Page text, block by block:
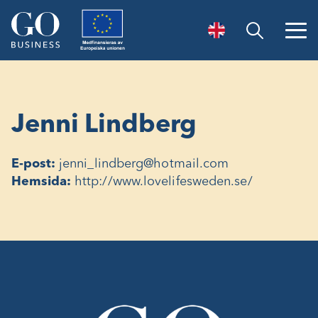
Öppna sök
-
Jenni Lindberg
E-post: jenni_lindberg@hotmail.com
Hemsida: http://www.lovelifesweden.se/